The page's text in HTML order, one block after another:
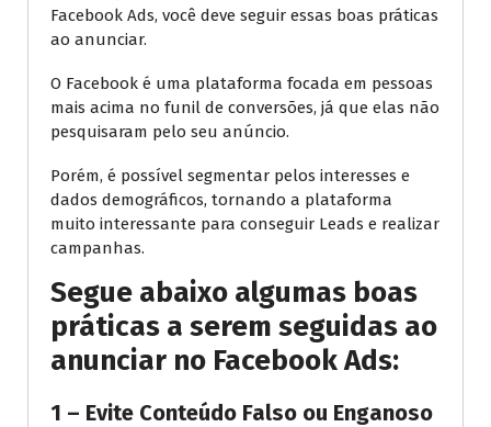
Facebook Ads, você deve seguir essas boas práticas
ao anunciar.
O Facebook é uma plataforma focada em pessoas
mais acima no funil de conversões, já que elas não
pesquisaram pelo seu anúncio.
Porém, é possível segmentar pelos interesses e
dados demográficos, tornando a plataforma
muito interessante para conseguir Leads e realizar
campanhas.
Segue abaixo algumas boas
práticas a serem seguidas ao
anunciar no Facebook Ads:
1 – Evite Conteúdo Falso ou Enganoso